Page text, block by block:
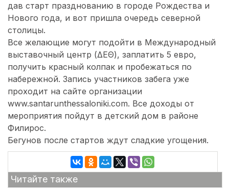
дав старт празднованию в городе Рождества и
Нового года, и вот пришла очередь северной
столицы.
Все желающие могут подойти в Международный
выставочный центр (ΔΕΘ), заплатить 5 евро,
получить красный колпак и пробежаться по
набережной. Запись участников забега уже
проходит на сайте организации
www.santarunthessaloniki.com. Все доходы от
мероприятия пойдут в детский дом в районе
Филирос.
Бегунов после стартов ждут сладкие угощения.
Читайте также